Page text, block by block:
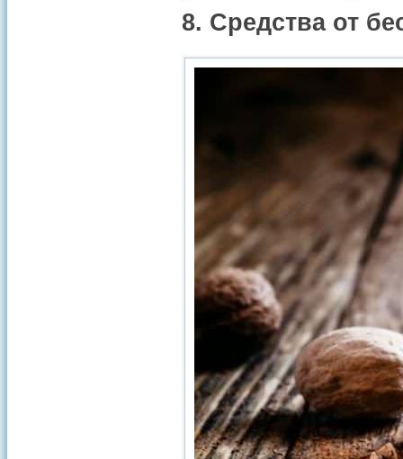
8. Средства от